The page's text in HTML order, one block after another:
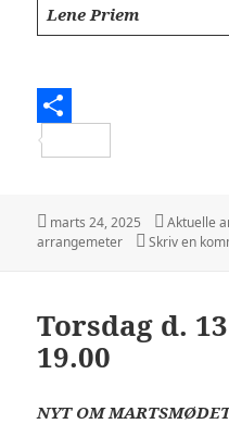
Lene Priem
r
Udgivet
i
marts 24, 2025 Aktuelle
arrangemeter
Skriv en
Torsdag d.
19.00
NYT OM